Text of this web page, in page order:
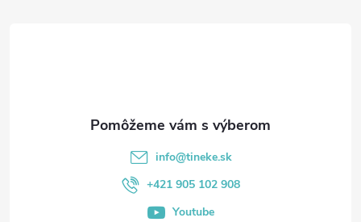
info@tineke.sk
+421 905 102 908
Youtube